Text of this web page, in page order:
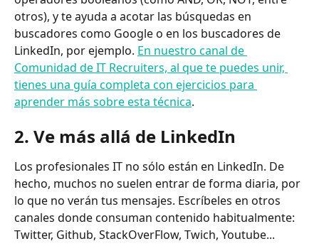
otros), y te ayuda a acotar las búsquedas en
buscadores como Google o en los buscadores de
LinkedIn, por ejemplo. En nuestro canal de
Comunidad de IT Recruiters, al que te puedes unir,
tienes una guía completa con ejercicios para
aprender más sobre esta técnica.
2. Ve más allá de LinkedIn
Los profesionales IT no sólo están en LinkedIn. De
hecho, muchos no suelen entrar de forma diaria, por
lo que no verán tus mensajes. Escríbeles en otros
canales donde consuman contenido habitualmente:
Twitter, Github, StackOverFlow, Twich, Youtube...